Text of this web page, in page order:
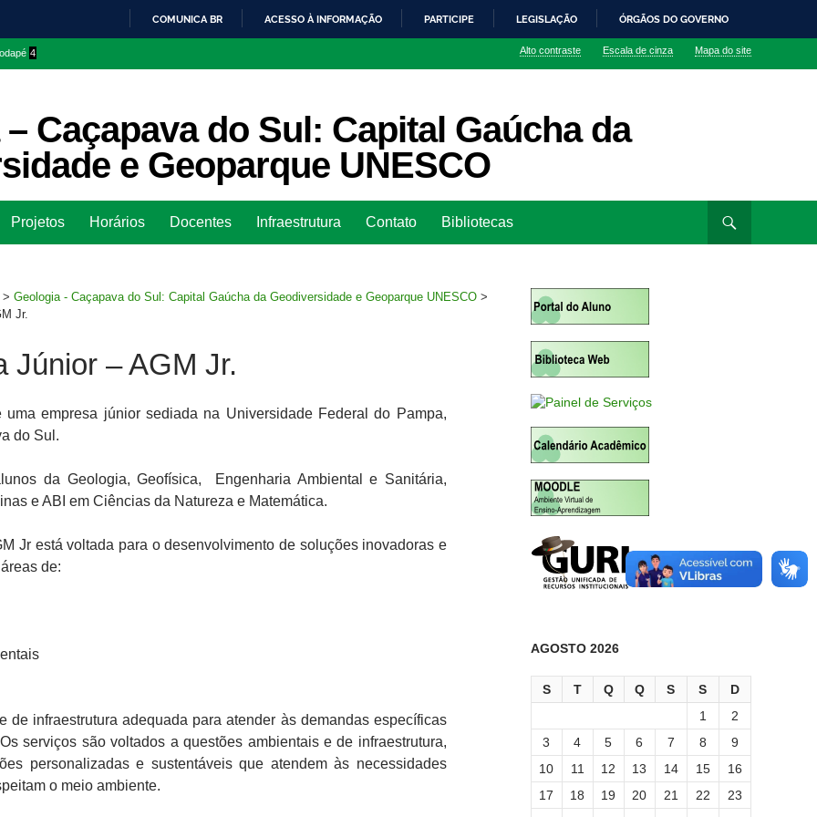
O
COMUNICA BR ACESSO À INFORMAÇÃO PARTICIPE LEGISLAÇÃO ÓRGÃOS DO GOVERNO
4 Alto contraste Escala de cinza Mapa do site
Caçapava do Sul: Capital Gaúcha da
e Geoparque UNESCO
para
Projetos Horários Docentes Infraestrutura Contato Bibliotecas
> Geologia - Caçapava do Sul: Capital Gaúcha da Geodiversidade e Geoparque UNESCO >
Jr.
Júnior – AGM Jr.
uma empresa júnior sediada na Universidade Federal do Pampa,
do Sul.
da Geologia, Geofísica, Engenharia Ambiental e Sanitária,
e ABI em Ciências da Natureza e Matemática.
Jr está voltada para o desenvolvimento de soluções inovadoras e
de:
de infraestrutura adequada para atender às demandas específicas
serviços são voltados a questões ambientais e de infraestrutura,
personalizadas e sustentáveis que atendem às necessidades
o meio ambiente.
AGOSTO 2026
S T Q Q S S
D
1
2
3
4 5 6 7 8
9
10
11 12 13 14 15
16
17
18 19 20 21 22
23